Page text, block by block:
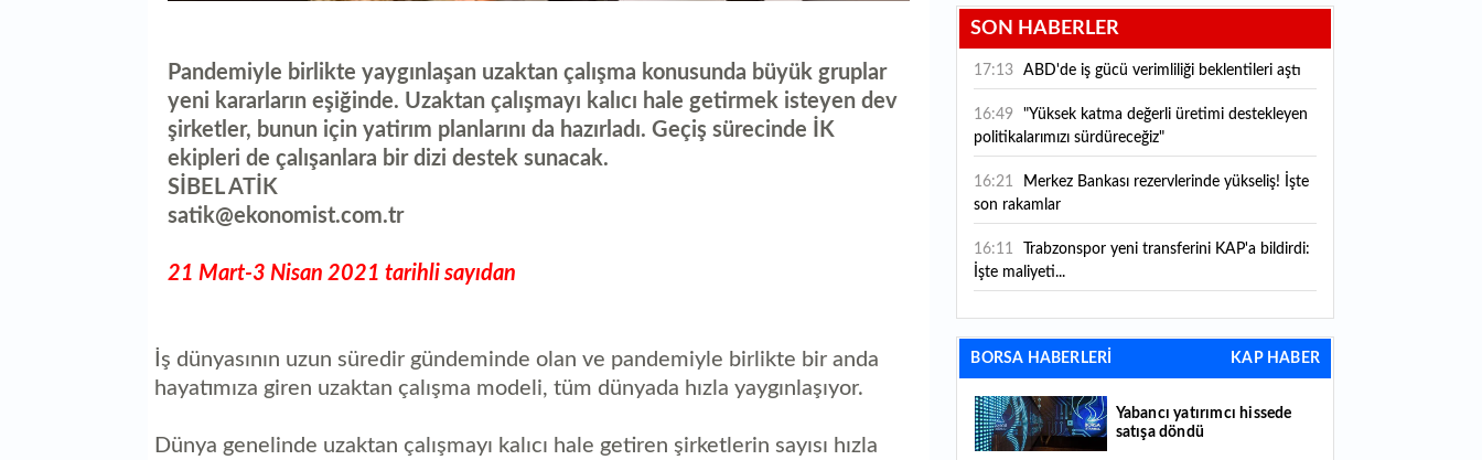
Pandemiyle birlikte yaygınlaşan uzaktan çalışma konusunda büyük gruplar
yeni kararların eşiğinde. Uzaktan çalışmayı kalıcı hale getirmek isteyen dev
şirketler, bunun için yatirım planlarını da hazırladı. Geçiş sürecinde İK
ekipleri de çalışanlara bir dizi destek sunacak.
SİBEL ATİK
satik@ekonomist.com.tr
21 Mart-3 Nisan 2021 tarihli sayıdan
İş dünyasının uzun süredir gündeminde olan ve pandemiyle birlikte bir anda
hayatımıza giren uzaktan çalışma modeli, tüm dünyada hızla yaygınlaşıyor.
Dünya genelinde uzaktan çalışmayı kalıcı hale getiren şirketlerin sayısı hızla
SON HABERLER
17:13 ABD'de iş gücü verimliliği beklentileri aştı
16:49
"Yüksek katma değerli üretimi destekleyen
politikalarımızı sürdüreceğiz"
16:21
son rakamlar
16:11
İşte maliyeti...
16:09 TMO 2026-2027 fındık alım fiyatlarını
açıkladı!
geriledi
15:07 Yabancı yatırımcı hissede satışa döndü
BORSA HABERLERİ KAP HABER
Yabancı yatırımcı hissede
satışa döndü